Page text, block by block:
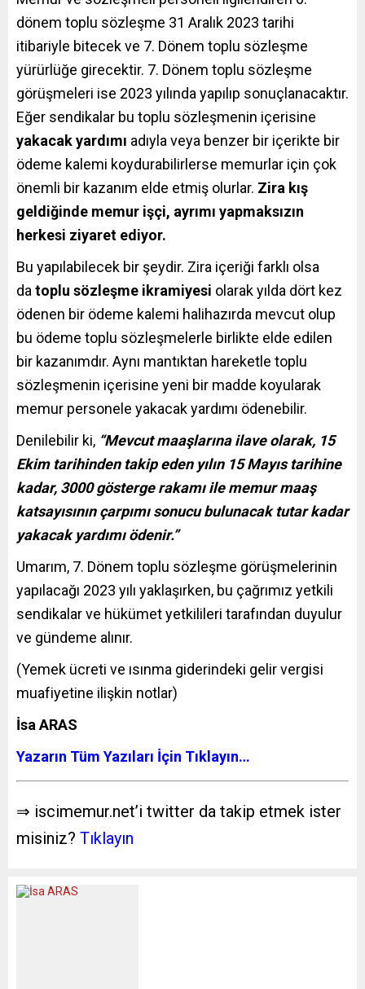
dönem toplu sözleşme 31 Aralık 2023 tarihi
itibariyle bitecek ve 7. Dönem toplu sözleşme
yürürlüğe girecektir. 7. Dönem toplu sözleşme
görüşmeleri ise 2023 yılında yapılıp sonuçlanacaktır.
Eğer sendikalar bu toplu sözleşmenin içerisine
yakacak yardımı adıyla veya benzer bir içerikte bir
ödeme kalemi koydurabilirlerse memurlar için çok
önemli bir kazanım elde etmiş olurlar. Zira kış
geldiğinde memur işçi, ayrımı yapmaksızın
herkesi ziyaret ediyor.
Bu yapılabilecek bir şeydir. Zira içeriği farklı olsa
da toplu sözleşme ikramiyesi olarak yılda dört kez
ödenen bir ödeme kalemi halihazırda mevcut olup
bu ödeme toplu sözleşmelerle birlikte elde edilen
bir kazanımdır. Aynı mantıktan hareketle toplu
sözleşmenin içerisine yeni bir madde koyularak
memur personele yakacak yardımı ödenebilir.
Denilebilir ki, “Mevcut maaşlarına ilave olarak, 15
Ekim tarihinden takip eden yılın 15 Mayıs tarihine
kadar, 3000 gösterge rakamı ile memur maaş
katsayısının çarpımı sonucu bulunacak tutar kadar
yakacak yardımı ödenir.”
Umarım, 7. Dönem toplu sözleşme görüşmelerinin
yapılacağı 2023 yılı yaklaşırken, bu çağrımız yetkili
sendikalar ve hükümet yetkilileri tarafından duyulur
ve gündeme alınır.
(Yemek ücreti ve ısınma giderindeki gelir vergisi
muafiyetine ilişkin notlar)
İsa ARAS
Yazarın Tüm Yazıları İçin Tıklayın…
⇒ iscimemur.net’i twitter da takip etmek ister
misiniz? Tıklayın